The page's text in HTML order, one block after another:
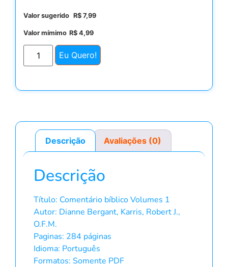
Valor sugerido R$ 7,99
Valor mímimo R$ 4,99
Eu Quero!
Descrição Avaliações (0)
Descrição
Título: Comentário bíblico Volumes 1
Autor: Dianne Bergant, Karris, Robert J.,
O.F.M.
Paginas: 284 páginas
Idioma: Português
Formatos: Somente PDF